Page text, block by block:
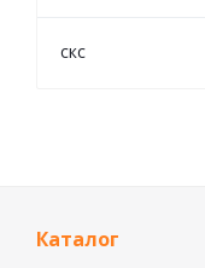
скс
Каталог